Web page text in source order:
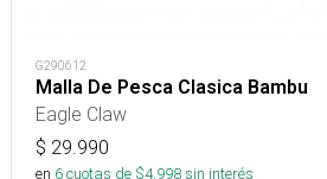
G290612
Malla De Pesca Clasica Bambu
Eagle Claw
$ 29.990
en 6cuotas de $4.998sin interés